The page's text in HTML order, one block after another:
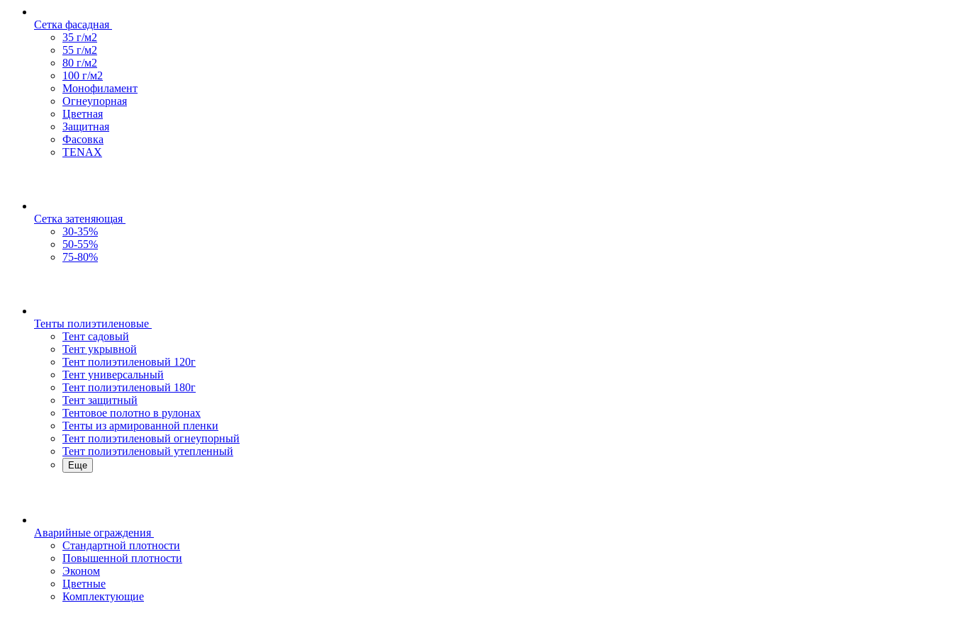
Сетка фасадная
35 г/м2
55 г/м2
80 г/м2
100 г/м2
Монофиламент
Огнеупорная
Цветная
Защитная
Фасовка
TENAX
Сетка затеняющая
30-35%
50-55%
75-80%
Тенты полиэтиленовые
Тент садовый
Тент укрывной
Тент полиэтиленовый 120г
Тент универсальный
Тент полиэтиленовый 180г
Тент защитный
Тентовое полотно в рулонах
Тенты из армированной пленки
Тент полиэтиленовый огнеупорный
Тент полиэтиленовый утепленный
Еще
Аварийные ограждения
Стандартной плотности
Повышенной плотности
Эконом
Цветные
Комплектующие